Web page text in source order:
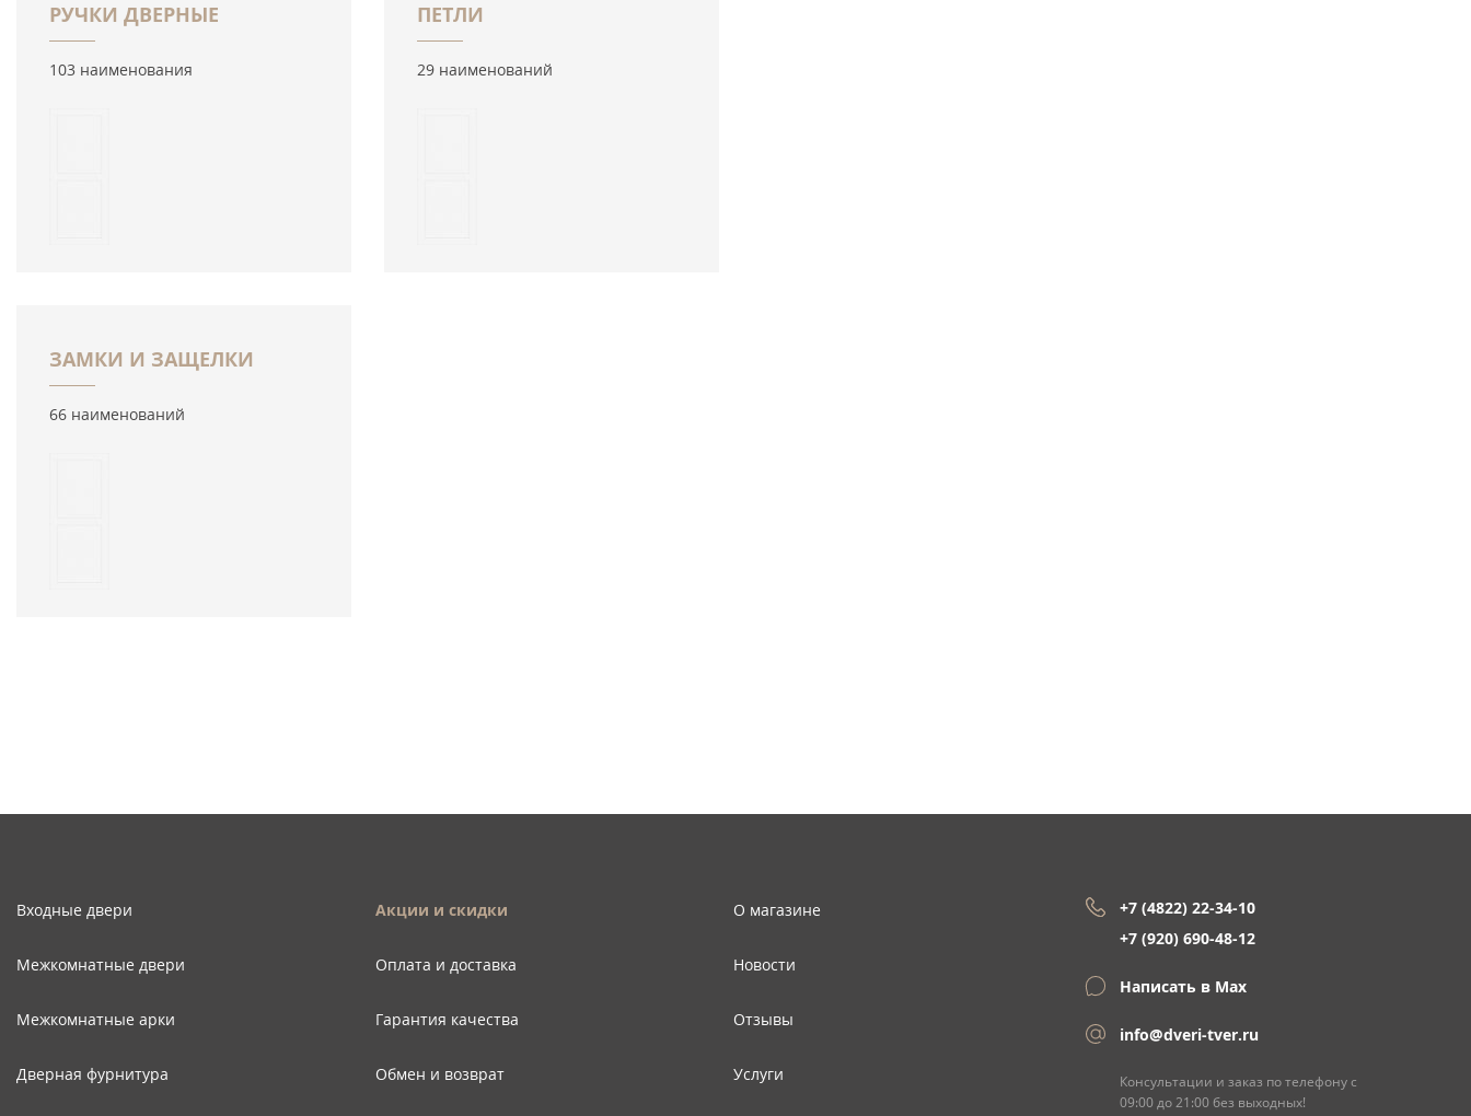
РУЧКИ ДВЕРНЫЕ
103 наименования
ПЕТЛИ
29 наименований
ЗАМКИ И ЗАЩЕЛКИ
66 наименований
Входные двери
Межкомнатные двери
Межкомнатные арки
Дверная фурнитура
Акции и скидки
Оплата и доставка
Гарантия качества
Обмен и возврат
О магазине
Новости
Отзывы
Услуги
+7 (4822) 22-34-10
+7 (920) 690-48-12
Написать в Max
info@dveri-tver.ru
Консультации и заказ по телефону с
09:00 до 21:00 без выходных!